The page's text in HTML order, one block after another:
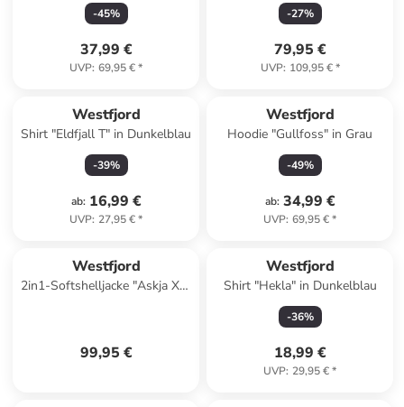
-45%
37,99 €
UVP: 69,95 €*
-27%
79,95 €
UVP: 109,95 €*
Westfjord
Shirt "Eldfjall T" in Dunkelblau
-39%
ab: 16,99 €
UVP: 27,95 €*
Westfjord
Hoodie "Gullfoss" in Grau
-49%
ab: 34,99 €
UVP: 69,95 €*
Westfjord
2in1-Softshelljacke "Askja XT"
99,95 €
Westfjord
Shirt "Hekla" in Dunkelblau
-36%
18,99 €
UVP: 29,95 €*